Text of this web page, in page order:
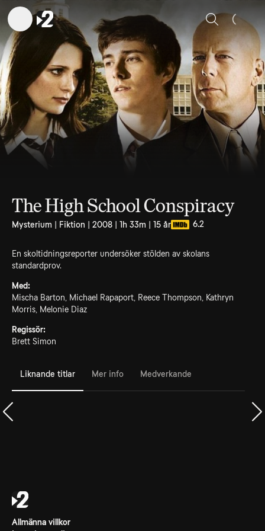
Sök
The High School Conspiracy
Mysterium | Fiktion | 2008 | 1h 33m | 15 år 6.2
En skoltidningsreporter undersöker stölden av skolans
standardprov.
Med:
Mischa Barton, Michael Rapaport, Reece Thompson, Kathryn
Morris, Melonie Diaz
Regissör:
Brett Simon
Liknande titlar Mer info Medverkande
Allmänna villkor